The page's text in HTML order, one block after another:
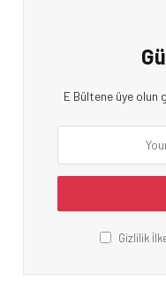
E Bültene üye olun
Gizlilik